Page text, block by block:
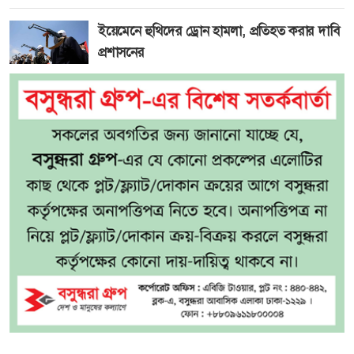
ইয়েমেনে হুথিদের ড্রোন হামলা, প্রতিহত করার দাবি
প্রশাসনের